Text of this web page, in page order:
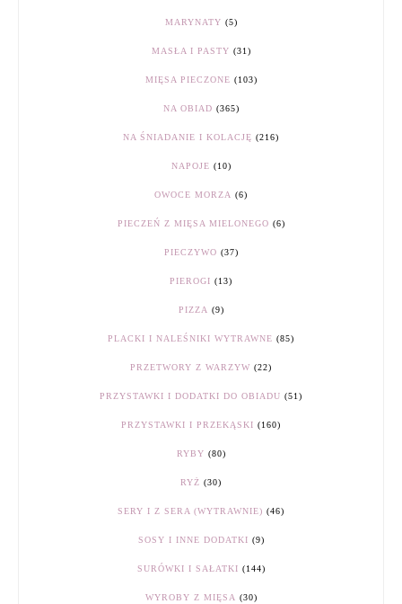
MARYNATY (5)
MASŁA I PASTY (31)
MIĘSA PIECZONE (103)
NA OBIAD (365)
NA ŚNIADANIE I KOLACJĘ (216)
NAPOJE (10)
OWOCE MORZA (6)
PIECZEŃ Z MIĘSA MIELONEGO (6)
PIECZYWO (37)
PIEROGI (13)
PIZZA (9)
PLACKI I NALEŚNIKI WYTRAWNE (85)
PRZETWORY Z WARZYW (22)
PRZYSTAWKI I DODATKI DO OBIADU (51)
PRZYSTAWKI I PRZEKĄSKI (160)
RYBY (80)
RYŻ (30)
SERY I Z SERA (WYTRAWNIE) (46)
SOSY I INNE DODATKI (9)
SURÓWKI I SAŁATKI (144)
WYROBY Z MIĘSA (30)